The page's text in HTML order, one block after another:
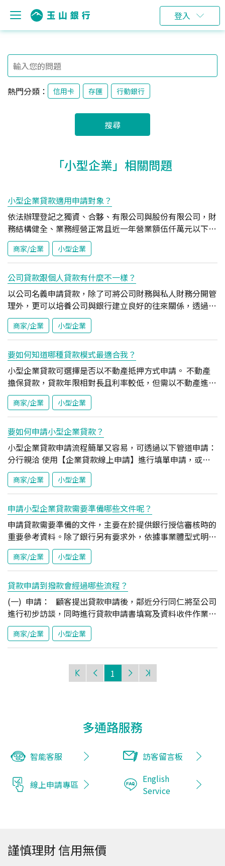
登入
熱門分類： 信用卡 存匯 行動銀行
搜尋
「小型企業」相關問題
小型企業貸款適用申請對象？
依法辦理登記之獨資、合夥、有限公司與股份有限公司，財
務結構健全、業務經營正常且近一年營業額伍仟萬元以下。
玉山力挺小型企業 中小企業貸款融資多元方案，額度最高
500萬元！ 預約諮詢
商家/企業 小型企業
公司貸款跟個人貸款有什麼不一樣？
以公司名義申請貸款，除了可將公司財務與私人財務分開管
理外，更可以培養公司與銀行建立良好的往來關係，透過適
度的財務槓桿規劃，提高資金運用的靈活度，另為公司未來
成長所需的資金週轉預做準備。 玉山力挺小型企業 中小企
業貸款融資多元方案，額度最高500萬元！ 預約諮詢
商家/企業 小型企業
要如何知道哪種貸款模式最適合我？
小型企業貸款可選擇是否以不動產抵押方式申請。 不動產
擔保貸款，貸款年限相對長且利率較低，但需以不動產進行
設定；若無不動產，可選擇呈送信用保證基金方式，不需設
定不動產，取得資金簡便又快速。 玉山力挺小型企業 中小
企業貸款融資多元方案，額度最高500萬元！ 預約諮詢
商家/企業 小型企業
要如何申請小型企業貸款？
小型企業貸款申請流程簡單又容易，可透過以下管道申請：
分行親洽 使用【企業貸款線上申請】進行填單申請，或透
過【小型企業貸款專人與我聯絡】留下個人與公司資料，我
們將盡速與您聯繫 24小時電話客服詢問(服務專線：
(02)2182-1313；0800-30-1313) 透過【智能客服】於輸入
框輸入【文字客服】，由文字專員為您服務 ※ 文字專員服
務時間：每日 08:30 ~ 19:30 玉山力挺小型企業 中小企業貸
款融資多元方案，額度最高500萬元！ 預約諮詢
商家/企業 小型企業
申請小型企業貸款需要準備哪些文件呢？
申請貸款需要準備的文件，主要在於提供銀行授信審核時的
重要參考資料。除了銀行另有要求外，依據事業體型式明列
如下： 公司行號登記證件 公司章程、董監事名冊、股東名
冊 非公司之商戶行號：可提供商業抄本、合夥契約書 最近
三年度稅務報表及資產負債表、近一年401/403/405/406表
負責人及保證人身分證 公司、負責人、保證人及關係企業
於金融機構近一年往來之主要存摺 其他文件(如：合約、
DM……等) 玉山力挺小型企業 中小企業貸款融資多元方
案，額度最高500萬元！ 預約諮詢
商家/企業 小型企業
貸款申請到撥款會經過哪些流程？
(一) 申請： 顧客提出貸款申請後，鄰近分行同仁將至公司
進行初步訪談，同時進行貸款申請書填寫及資料收件作業。
(二) 估價： 若申請不動產擔保貸款，銀行將參酌市場行
情，依據不動產坪數、座落區域等因素進行估價，以決定可
申貸的額度。 (三) 審核： 銀行取得公司及保證人資料
後，將進行案件審核作業，通常會根據顧客的基本條件、還
款來源、資金用途、不動產估價、未來展望等因素，決定案
件准駁及貸款條件。 (四) 簽約： 貸款核准後，銀行行
設定的流程，抵押權設定的金額為貸款金額的1.2倍。
關代償事宜。 撥款後借款人與銀行的權利與義務關係開始
款本息將從帳戶中自動扣繳。 玉山力挺小型企業 中小企業
貸款融資多元方案，額度最高500萬元！ 預約諮詢
商家/企業 小型企業
1
多通路服務
智能客服 訪客留言板
線上申請專區
English
Service
謹慎理財 信用無價